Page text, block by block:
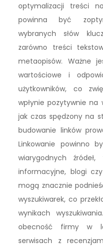
optymalizacji treści
powinna być
wybranych słów
zarówno treści
metaopisów. Ważne
wartościowe i
użytkowników, co
wpłynie pozytywnie na
jak czas spędzony na
budowanie linków
Linkowanie powinno
wiarygodnych
informacyjne, blogi
mogą znacznie
wyszukiwarek, co
wynikach
obecność firmy w
serwisach z